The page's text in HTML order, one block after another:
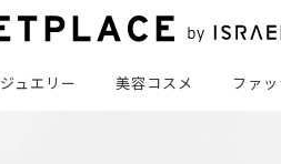
ジュエリー 美容コスメ ファ